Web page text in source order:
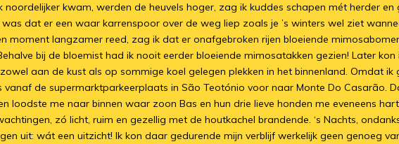
kwam, werden de heuvels hoger, zag ik kuddes schapen mét herder
dat er een waar karrenspoor over de weg liep zoals je ’s winters wel ziet
moment langzamer reed, zag ik dat er onafgebroken rijen bloeiende
bij de bloemist had ik nooit eerder bloeiende mimosatakken gezien! Later
aan de kust als op sommige koel gelegen plekken in het binnenland. Omdat
vanaf de supermarktparkeerplaats in São Teotónio voor naar Monte Do Casarão.
loodste me naar binnen waar zoon Bas en hun drie lieve honden me eveneens
zó licht, ruim en gezellig met de houtkachel brandende. ‘s Nachts,
uit: wát een uitzicht! Ik kon daar gedurende mijn verblijf werkelijk geen genoeg